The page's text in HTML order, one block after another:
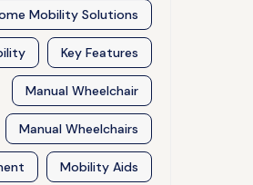
Mobility Solutions
Key Features
Manual Wheelchair
Manual Wheelchairs
Mobility Aids